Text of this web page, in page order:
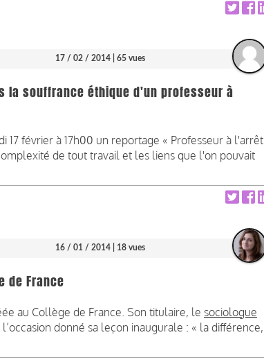
17 / 02 / 2014 | 65 vues
la souffrance éthique d'un professeur à
17 février à 17h00 un reportage « Professeur à l'arrêt
de tout travail et les liens que l'on pouvait
16 / 01 / 2014 | 18 vues
de France
au Collège de France. Son titulaire, le sociologue
l’occasion donné sa leçon inaugurale : « la différence,